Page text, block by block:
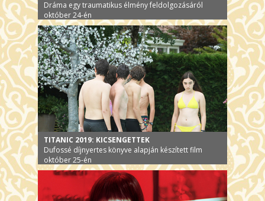
Dráma egy traumatikus élmény feldolgozásáról
október 24-én
TITANIC 2019: KICSENGETTEK
Dufossé díjnyertes könyve alapján készített film
október 25-én